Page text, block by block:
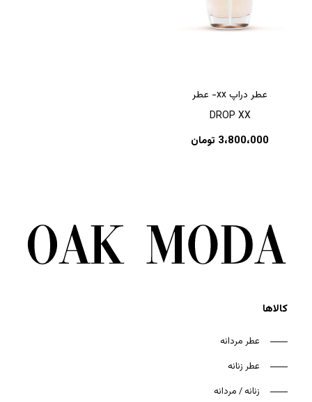
هیچ محصولی در سبد خرید نیست.
عطر دراپ xx- عطر
DROP XX
3،800،000 تومان
کالاها
عطر مردانه
عطر زنانه
زنانه / مردانه